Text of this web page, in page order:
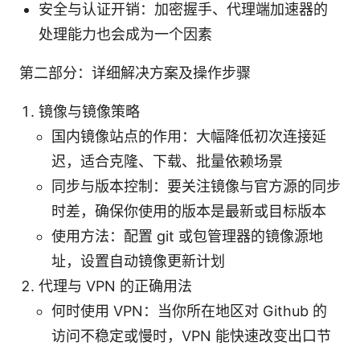
安全与认证开销：加密握手、代理端加速器的
处理能力也会成为一个因素
第二部分：详细解决方案及操作步骤
镜像与镜像策略
国内镜像站点的作用：大幅降低初次连接延
迟，适合克隆、下载、批量依赖场景
同步与版本控制：要关注镜像与官方源的同步
时差，确保你使用的版本是最新或目标版本
使用方法：配置 git 或包管理器的镜像源地
址，设置自动镜像更新计划
代理与 VPN 的正确用法
何时使用 VPN：当你所在地区对 Github 的
访问不稳定或慢时，VPN 能快速改变出口节